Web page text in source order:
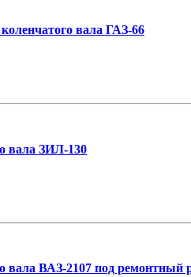
вала ГАЗ-66
вала ЗИЛ-130
вала ВАЗ-2107 под ремонтный